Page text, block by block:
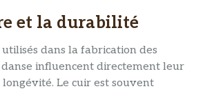
et la durabilité
dans la fabrication des
danse influencent directement leur
Le cuir est souvent